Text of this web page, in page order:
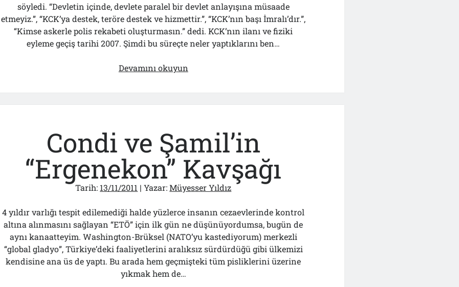
söyledi. “Devletin içinde, devlete paralel bir devlet anlayışına müsaade
etmeyiz.”, “KCK’ya destek, teröre destek ve hizmettir.”, “KCK’nın başı İmralı’dır.”,
“Kimse askerle polis rekabeti oluşturmasın.” dedi. KCK’nın ilanı ve fiziki
eyleme geçiş tarihi 2007. Şimdi bu süreçte neler yaptıklarını ben…
Devamını okuyun
Condi ve Şamil’in
“Ergenekon” Kavşağı
Tarih: 13/11/2011 | Yazar:Müyesser Yıldız
4 yıldır varlığı tespit edilemediği halde yüzlerce insanın cezaevlerinde kontrol
altına alınmasını sağlayan “ETÖ” için ilk gün ne düşünüyordumsa, bugün de
aynı kanaatteyim. Washington-Brüksel (NATO’yu kastediyorum) merkezli
“global gladyo”, Türkiye’deki faaliyetlerini aralıksız sürdürdüğü gibi ülkemizi
kendisine ana üs de yaptı. Bu arada hem geçmişteki tüm pisliklerini üzerine
yıkmak hem de…